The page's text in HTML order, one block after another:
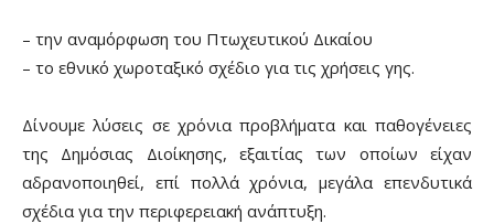
– την αναμόρφωση του Πτωχευτικού Δικαίου
– το εθνικό χωροταξικό σχέδιο για τις χρήσεις γης.
Δίνουμε λύσεις σε χρόνια προβλήματα και παθογένειες
της Δημόσιας Διοίκησης, εξαιτίας των οποίων είχαν
αδρανοποιηθεί, επί πολλά χρόνια, μεγάλα επενδυτικά
σχέδια για την περιφερειακή ανάπτυξη.